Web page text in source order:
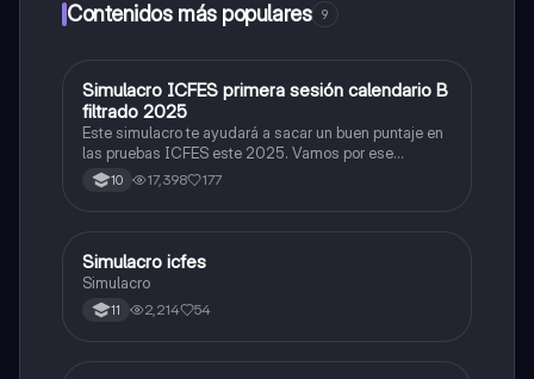
Contenidos más populares 9
ICFES: Matemáticas
Simulacro ICFES primera sesión calendario B
filtrado 2025
Este simulacro te ayudará a sacar un buen puntaje en
las pruebas ICFES este 2025. Vamos por ese
500/500. Y poder ser admitido en la universidad que
quieras, estudiar la carrera que quieres y no la que te
10 17,398 177
ICFES: Lectura Crítica
Simulacro icfes
Simulacro
11 2,214 54